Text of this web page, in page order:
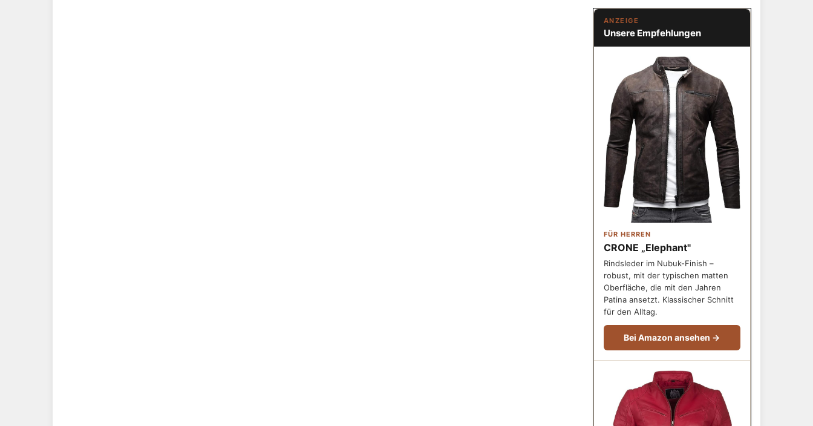
ANZEIGE
Unsere Empfehlungen
FÜR HERREN
CRONE „Elephant"
Rindsleder im Nubuk-Finish –
robust, mit der typischen matten
Oberfläche, die mit den Jahren
Patina ansetzt. Klassischer Schnitt
für den Alltag.
Bei Amazon ansehen →